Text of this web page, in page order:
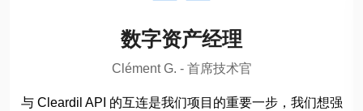
数字资产经理
Clément G. - 首席技术官
与 Cleardil API 的互连是我们项目的重要一步，我们想强